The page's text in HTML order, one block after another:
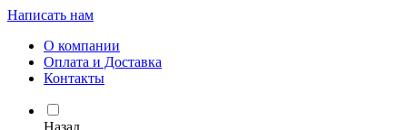
Написать нам
О компании
Оплата и Доставка
Контакты
Назад